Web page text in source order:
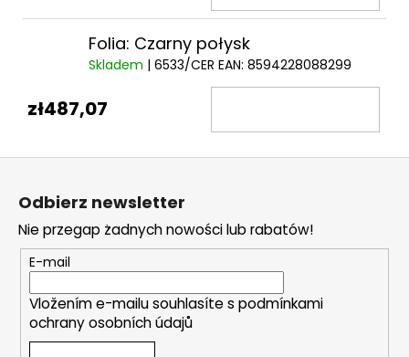
Folia: Czarny połysk
Skladem | 6533/CER EAN: 8594228088299
zł487,07
Odbierz newsletter
Nie przegap żadnych nowości lub rabatów!
E-mail
Vložením e-mailu souhlasíte s podmínkami
ochrany osobních údajů